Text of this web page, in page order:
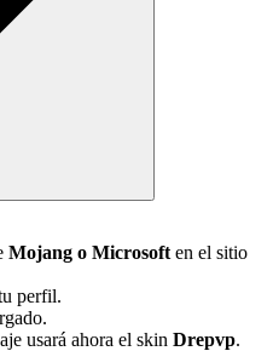
Mojang o Microsoft en el sitio
perfil.
usará ahora el skin Drepvp.